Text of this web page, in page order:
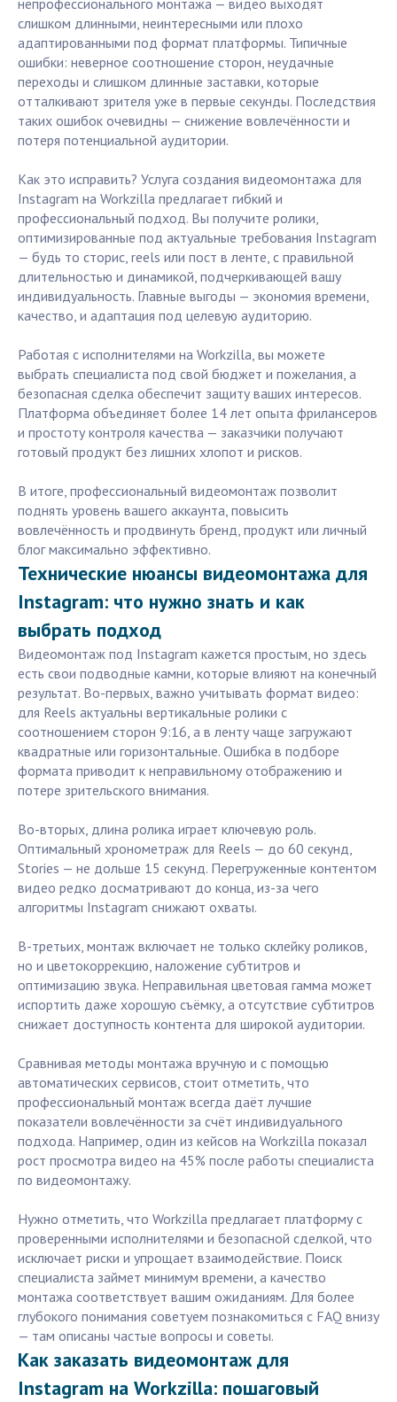
непрофессионального монтажа — видео выходят
слишком длинными, неинтересными или плохо
адаптированными под формат платформы. Типичные
ошибки: неверное соотношение сторон, неудачные
переходы и слишком длинные заставки, которые
отталкивают зрителя уже в первые секунды. Последствия
таких ошибок очевидны — снижение вовлечённости и
потеря потенциальной аудитории.
Как это исправить? Услуга создания видеомонтажа для
Instagram на Workzilla предлагает гибкий и
профессиональный подход. Вы получите ролики,
оптимизированные под актуальные требования Instagram
— будь то сторис, reels или пост в ленте, с правильной
длительностью и динамикой, подчеркивающей вашу
индивидуальность. Главные выгоды — экономия времени,
качество, и адаптация под целевую аудиторию.
Работая с исполнителями на Workzilla, вы можете
выбрать специалиста под свой бюджет и пожелания, а
безопасная сделка обеспечит защиту ваших интересов.
Платформа объединяет более 14 лет опыта фрилансеров
и простоту контроля качества — заказчики получают
готовый продукт без лишних хлопот и рисков.
В итоге, профессиональный видеомонтаж позволит
поднять уровень вашего аккаунта, повысить
вовлечённость и продвинуть бренд, продукт или личный
блог максимально эффективно.
Технические нюансы видеомонтажа для
Instagram: что нужно знать и как
выбрать подход
Видеомонтаж под Instagram кажется простым, но здесь
есть свои подводные камни, которые влияют на конечный
результат. Во-первых, важно учитывать формат видео:
для Reels актуальны вертикальные ролики с
соотношением сторон 9:16, а в ленту чаще загружают
квадратные или горизонтальные. Ошибка в подборе
формата приводит к неправильному отображению и
потере зрительского внимания.
Во-вторых, длина ролика играет ключевую роль.
Оптимальный хронометраж для Reels — до 60 секунд,
Stories — не дольше 15 секунд. Перегруженные контентом
видео редко досматривают до конца, из-за чего
алгоритмы Instagram снижают охваты.
В-третьих, монтаж включает не только склейку роликов,
но и цветокоррекцию, наложение субтитров и
оптимизацию звука. Неправильная цветовая гамма может
испортить даже хорошую съёмку, а отсутствие субтитров
снижает доступность контента для широкой аудитории.
Сравнивая методы монтажа вручную и с помощью
автоматических сервисов, стоит отметить, что
профессиональный монтаж всегда даёт лучшие
показатели вовлечённости за счёт индивидуального
подхода. Например, один из кейсов на Workzilla показал
рост просмотра видео на 45% после работы специалиста
по видеомонтажу.
Нужно отметить, что Workzilla предлагает платформу с
проверенными исполнителями и безопасной сделкой, что
исключает риски и упрощает взаимодействие. Поиск
специалиста займет минимум времени, а качество
монтажа соответствует вашим ожиданиям. Для более
глубокого понимания советуем познакомиться с FAQ внизу
— там описаны частые вопросы и советы.
Как заказать видеомонтаж для
Instagram на Workzilla: пошаговый